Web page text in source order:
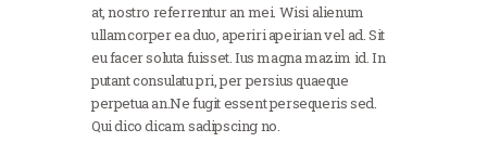
at, nostro referrentur an mei. Wisi alienum
ullamcorper ea duo, aperiri apeirian vel ad. Sit
eu facer soluta fuisset. Ius magna mazim id. In
putant consulatu pri, per persius quaeque
perpetua an.Ne fugit essent persequeris sed.
Qui dico dicam sadipscing no.